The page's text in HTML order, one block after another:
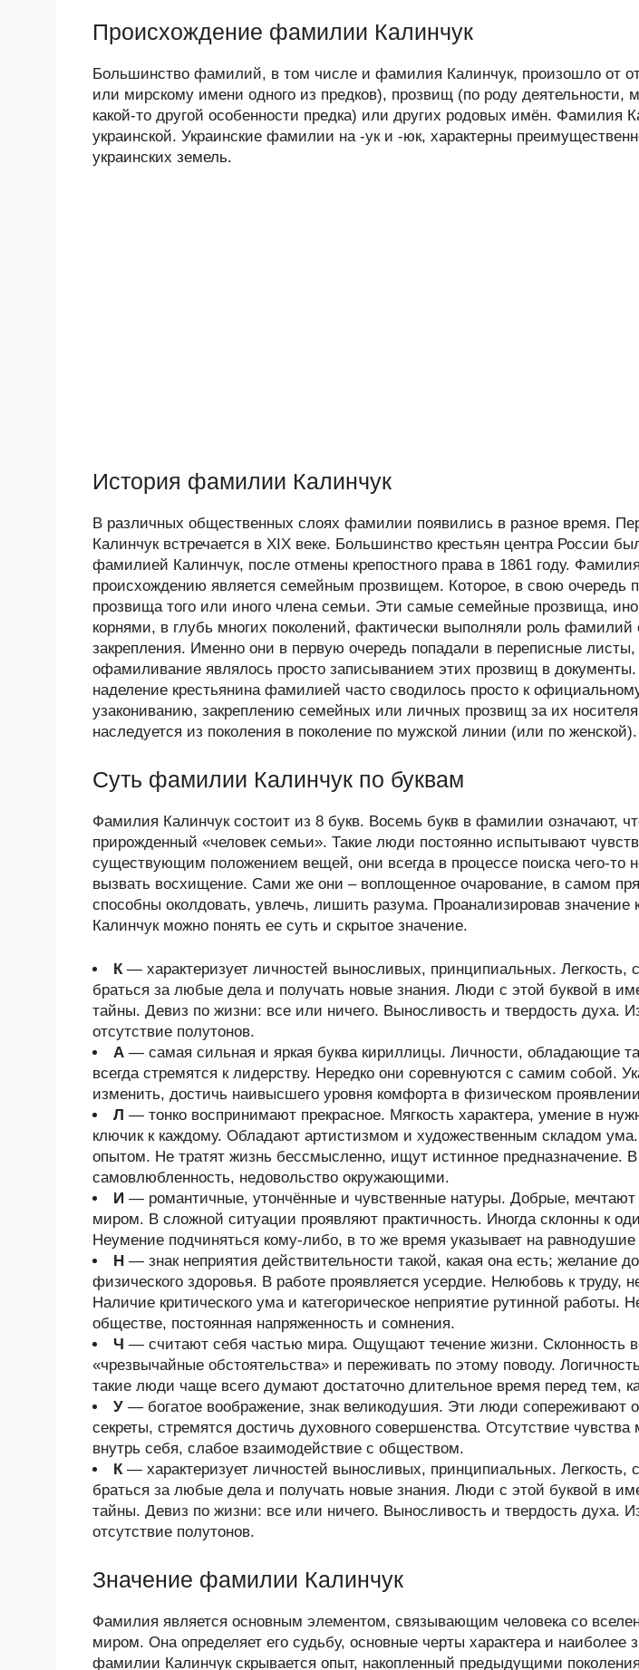
Происхождение фамилии Калинчук
Большинство фамилий, в том числе и фамилия Калинчук, произошло от
или мирскому имени одного из предков), прозвищ (по роду деятельности,
какой-то другой особенности предка) или других родовых имён. Фамилия
украинской. Украинские фамилии на -ук и -юк, характерны
украинских земель.
История фамилии Калинчук
В различных общественных слоях фамилии появились в разное время.
Калинчук встречается в XIX веке. Большинство крестьян центра России
фамилией Калинчук, после отмены крепостного права в 1861 году.
происхождению является семейным прозвищем. Которое, в свою очередь
прозвища того или иного члена семьи. Эти самые семейные прозвища,
корнями, в глубь многих поколений, фактически выполняли роль фамилий
закрепления. Именно они в первую очередь попадали в переписные
офамиливание являлось просто записыванием этих прозвищ в
наделение крестьянина фамилией часто сводилось просто к
узакониванию, закреплению семейных или личных прозвищ за их
наследуется из поколения в поколение по мужской линии (или по женской).
Суть фамилии Калинчук по буквам
Фамилия Калинчук состоит из 8 букв. Восемь букв в фамилии означают,
прирожденный «человек семьи». Такие люди постоянно испытывают
существующим положением вещей, они всегда в процессе поиска чего-то
вызвать восхищение. Сами же они – воплощенное очарование, в самом
способны околдовать, увлечь, лишить разума. Проанализировав
Калинчук можно понять ее суть и скрытое значение.
К— характеризует личностей выносливых, принципиальных. Легкость,
браться за любые дела и получать новые знания. Люди с этой буквой в
тайны. Девиз по жизни: все или ничего. Выносливость и твердость духа.
отсутствие полутонов.
А — самая сильная и яркая буква кириллицы. Личности, обладающие
всегда стремятся к лидерству. Нередко они соревнуются с самим собой.
изменить, достичь наивысшего уровня комфорта в физическом
Л — тонко воспринимают прекрасное. Мягкость характера, умение в
ключик к каждому. Обладают артистизмом и художественным складом
опытом. Не тратят жизнь бессмысленно, ищут истинное предназначение.
самовлюбленность, недовольство окружающими.
И — романтичные, утончённые и чувственные натуры. Добрые,
миром. В сложной ситуации проявляют практичность. Иногда склонны к
Неумение подчиняться кому-либо, в то же время указывает на равнодушие
Н — знак неприятия действительности такой, какая она есть; желание
физического здоровья. В работе проявляется усердие. Нелюбовь к труду,
Наличие критического ума и категорическое неприятие рутинной работы.
обществе, постоянная напряженность и сомнения.
Ч — считают себя частью мира. Ощущают течение жизни. Склонность
«чрезвычайные обстоятельства» и переживать по этому поводу.
такие люди чаще всего думают достаточно длительное время перед тем,
У — богатое воображение, знак великодушия. Эти люди сопереживают
секреты, стремятся достичь духовного совершенства. Отсутствие
внутрь себя, слабое взаимодействие с обществом.
К— характеризует личностей выносливых, принципиальных. Легкость,
браться за любые дела и получать новые знания. Люди с этой буквой в
тайны. Девиз по жизни: все или ничего. Выносливость и твердость духа.
отсутствие полутонов.
Значение фамилии Калинчук
Фамилия является основным элементом, связывающим человека со
миром. Она определяет его судьбу, основные черты характера и наиболее
фамилии Калинчук скрывается опыт, накопленный предыдущими